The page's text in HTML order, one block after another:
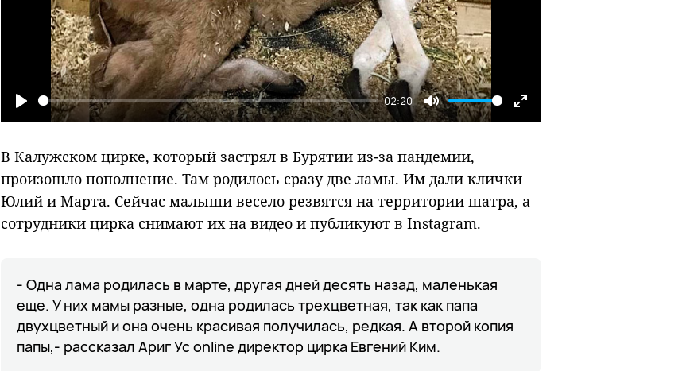
Play
02:20
Mute
Enter
В Калужском цирке, который застрял в Бурятии из-за пандемии,
произошло пополнение. Там родилось сразу две ламы. Им дали клички
Юлий и Марта. Сейчас малыши весело резвятся на территории шатра, а
сотрудники цирка снимают их на видео и публикуют в Instagram.
- Одна лама родилась в марте, другая дней десять назад, маленькая
еще. У них мамы разные, одна родилась трехцветная, так как папа
двухцветный и она очень красивая получилась, редкая. А второй копия
папы,- рассказал Ариг Ус online директор цирка Евгений Ким.